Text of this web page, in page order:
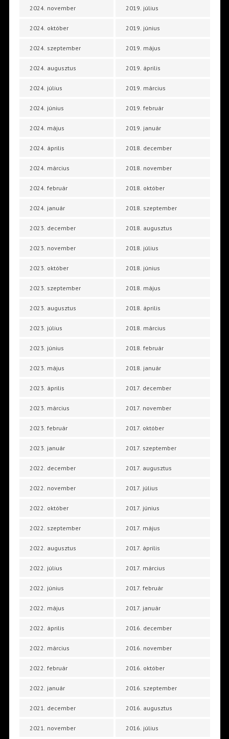
2024. november
2024. október
2024. szeptember
2024. augusztus
2024. július
2024. június
2024. május
2024. április
2024. március
2024. február
2024. január
2023. december
2023. november
2023. október
2023. szeptember
2023. augusztus
2023. július
2023. június
2023. május
2023. április
2023. március
2023. február
2023. január
2022. december
2022. november
2022. október
2022. szeptember
2022. augusztus
2022. július
2022. június
2022. május
2022. április
2022. március
2022. február
2022. január
2021. december
2021. november
2019. július
2019. június
2019. május
2019. április
2019. március
2019. február
2019. január
2018. december
2018. november
2018. október
2018. szeptember
2018. augusztus
2018. július
2018. június
2018. május
2018. április
2018. március
2018. február
2018. január
2017. december
2017. november
2017. október
2017. szeptember
2017. augusztus
2017. július
2017. június
2017. május
2017. április
2017. március
2017. február
2017. január
2016. december
2016. november
2016. október
2016. szeptember
2016. augusztus
2016. július